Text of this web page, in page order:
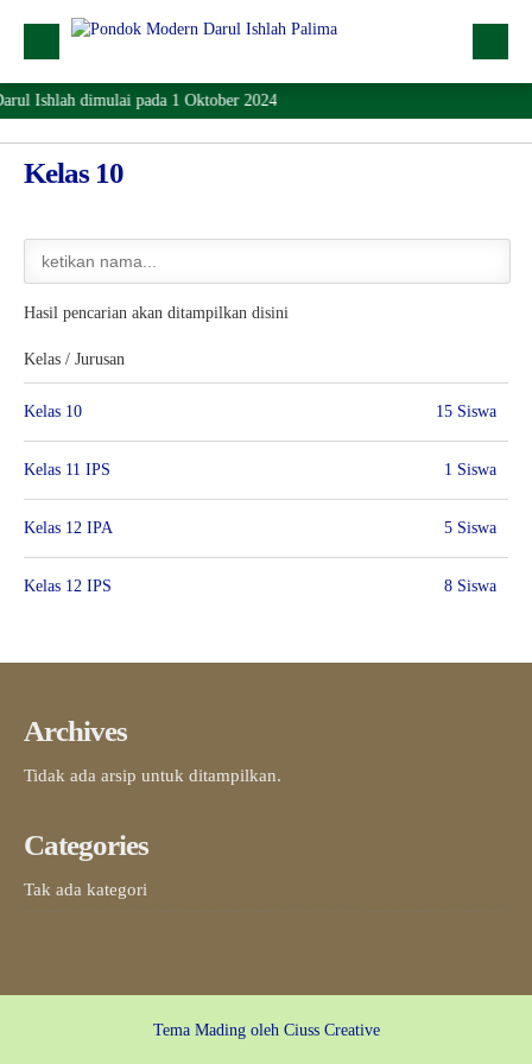
Profil
SPMB
Lokasi
Ishlah dimulai pada 1 Oktober 2024
Kelas 10
Hasil pencarian akan ditampilkan disini
Kelas / Jurusan
Kelas 10 15 Siswa
Kelas 11 IPS 1 Siswa
Kelas 12 IPA 5 Siswa
Kelas 12 IPS 8 Siswa
Archives
Tidak ada arsip untuk ditampilkan.
Categories
Tak ada kategori
Tema Mading oleh Ciuss Creative